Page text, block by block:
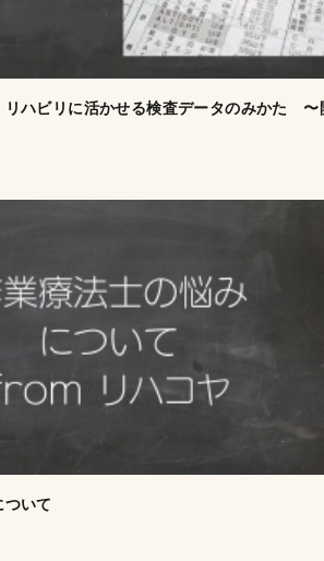
リハビリに活かせる検査データのみかた 〜
いて